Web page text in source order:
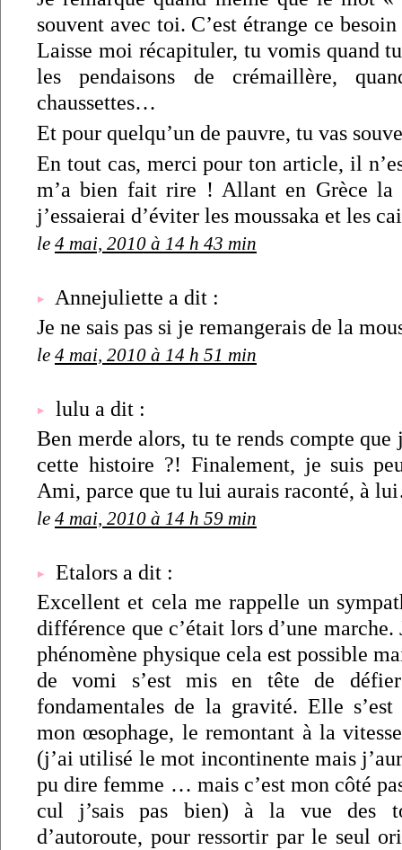
souvent avec toi. C’est étrange ce
Laisse moi récapituler, tu vomis quand
les pendaisons de crémaillère,
chaussettes…
Et pour quelqu’un de pauvre, tu vas
En tout cas, merci pour ton article, il
m’a bien fait rire ! Allant en Grèce la
j’essaierai d’éviter les moussaka et les
le 4 mai, 2010 à 14 h 43 min
Annejuliette a dit :
Je ne sais pas si je remangerais de la
le 4 mai, 2010 à 14 h 51 min
lulu a dit :
Ben merde alors, tu te rends compte que
cette histoire ?! Finalement, je suis
Ami, parce que tu lui aurais raconté, à
le 4 mai, 2010 à 14 h 59 min
Etalors a dit :
Excellent et cela me rappelle un
différence que c’était lors d’une marche.
phénomène physique cela est possible
de vomi s’est mis en tête de
fondamentales de la gravité. Elle
mon œsophage, le remontant à la
(j’ai utilisé le mot incontinente mais
pu dire femme … mais c’est mon côté
cul j’sais pas bien) à la vue des
d’autoroute, pour ressortir par le seul